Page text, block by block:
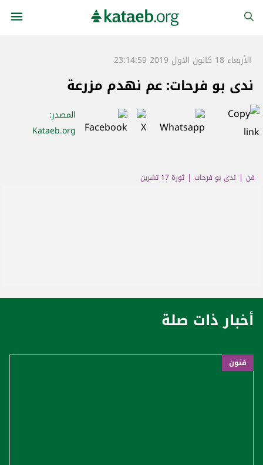
الأربعاء 18 كانون الاول 2019 23:14:59
ندى بو فرحات: عم نهدم مزرعة
المصدر:
Kataeb.org
فن ندى بو فرحات ثورة 17 تشرين
أخبار ذات صلة
فنون